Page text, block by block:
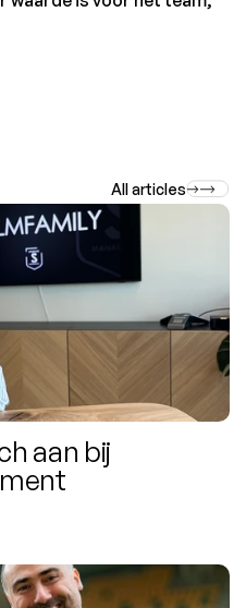
All articles
aan bij